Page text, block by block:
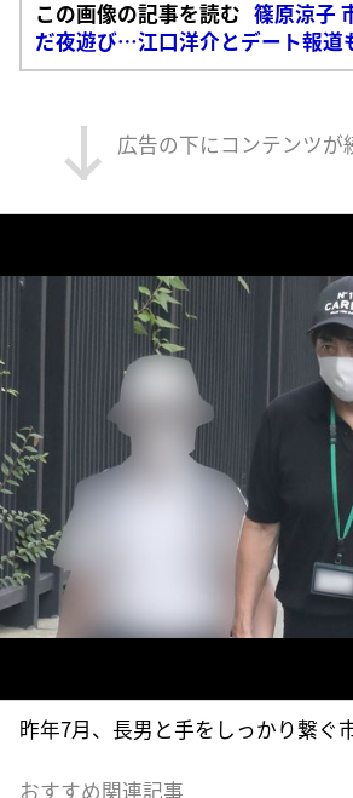
この画像の記事を読む 篠原涼子
だ夜遊び…江口洋介とデート報道
広告の下にコンテンツが
昨年7月、長男と手をしっかり繋ぐ
おすすめ関連記事